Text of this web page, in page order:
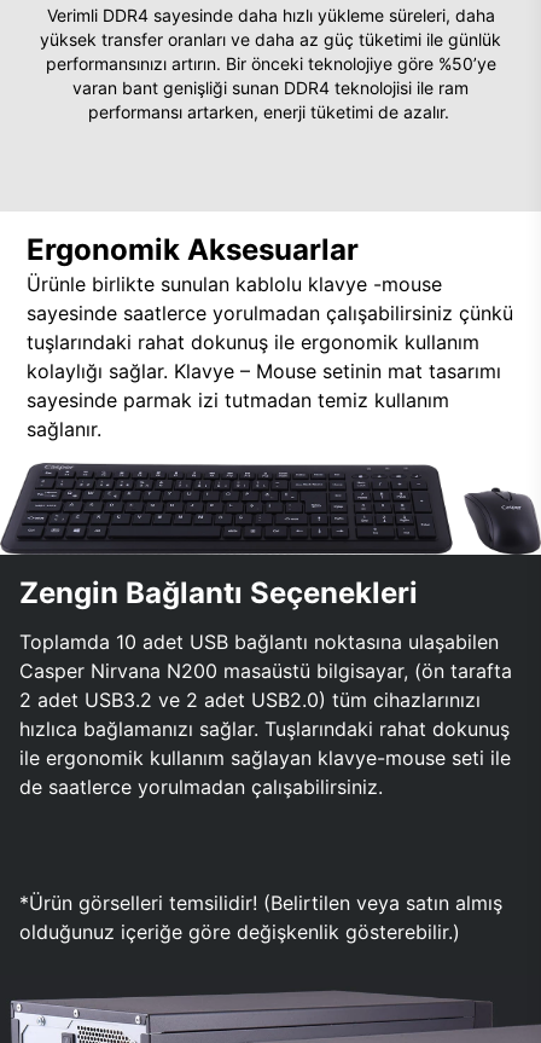
Verimli DDR4 sayesinde daha hızlı yükleme süreleri, daha
yüksek transfer oranları ve daha az güç tüketimi ile günlük
performansınızı artırın. Bir önceki teknolojiye göre %50’ye
varan bant genişliği sunan DDR4 teknolojisi ile ram
performansı artarken, enerji tüketimi de azalır.
Ergonomik Aksesuarlar
Ürünle birlikte sunulan kablolu klavye -mouse
sayesinde saatlerce yorulmadan çalışabilirsiniz çünkü
tuşlarındaki rahat dokunuş ile ergonomik kullanım
kolaylığı sağlar. Klavye – Mouse setinin mat tasarımı
sayesinde parmak izi tutmadan temiz kullanım
sağlanır.
Zengin Bağlantı Seçenekleri
Toplamda 10 adet USB bağlantı noktasına ulaşabilen
Casper Nirvana N200 masaüstü bilgisayar, (ön tarafta
2 adet USB3.2 ve 2 adet USB2.0) tüm cihazlarınızı
hızlıca bağlamanızı sağlar. Tuşlarındaki rahat dokunuş
ile ergonomik kullanım sağlayan klavye-mouse seti ile
de saatlerce yorulmadan çalışabilirsiniz.
*Ürün görselleri temsilidir! (Belirtilen veya satın almış
olduğunuz içeriğe göre değişkenlik gösterebilir.)